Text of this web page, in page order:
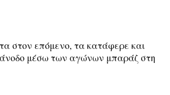
στον επόμενο, τα κατάφερε και
άνοδο μέσω των αγώνων μπαράζ στη